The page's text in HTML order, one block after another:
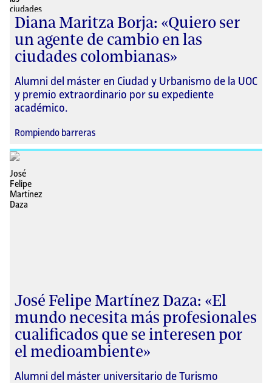
Diana Maritza Borja: «Quiero ser
un agente de cambio en las
ciudades colombianas»
Alumni del máster en Ciudad y Urbanismo de la UOC
y premio extraordinario por su expediente
académico.
Rompiendo barreras
José Felipe Martínez Daza: «El
mundo necesita más profesionales
cualificados que se interesen por
el medioambiente»
Alumni del máster universitario de Turismo